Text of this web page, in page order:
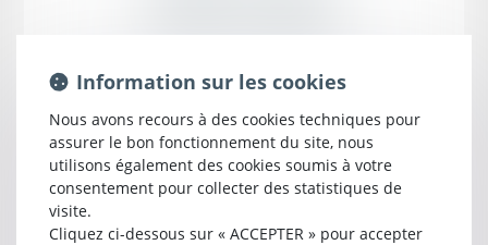
Maître Arnaud DARRIEUX
Maître Stéphane GIRARDEAU
Maître Myriam MAGNOL
Information sur les cookies
Nous avons recours à des cookies techniques pour
assurer le bon fonctionnement du site, nous
utilisons également des cookies soumis à votre
consentement pour collecter des statistiques de
visite.
Cliquez ci-dessous sur « ACCEPTER » pour accepter